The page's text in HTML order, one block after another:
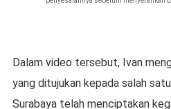
Dalam video tersebut, Ivan
yang ditujukan kepada salah
Surabaya telah menciptakan